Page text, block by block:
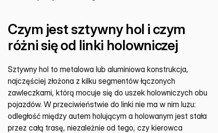
Czym jest sztywny hol i czym
różni się od linki holowniczej
Sztywny hol to metalowa lub aluminiowa konstrukcja,
najczęściej złożona z kilku segmentów łączonych
zawleczkami, którą mocuje się do uszek holowniczych obu
pojazdów. W przeciwieństwie do linki nie ma w nim luzu:
odległość między autem holującym a holowanym jest stała
przez całą trasę, niezależnie od tego, czy kierowca